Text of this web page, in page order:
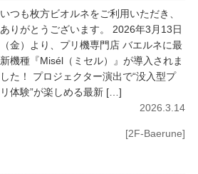
いつも枚方ビオルネをご利用いただき、
ありがとうございます。 2026年3月13日
（金）より、プリ機専門店 バエルネに最
新機種『Misél（ミセル）』が導入されま
した！ プロジェクター演出で“没入型プ
リ体験”が楽しめる最新 […]
2026.3.14
[2F-Baerune]